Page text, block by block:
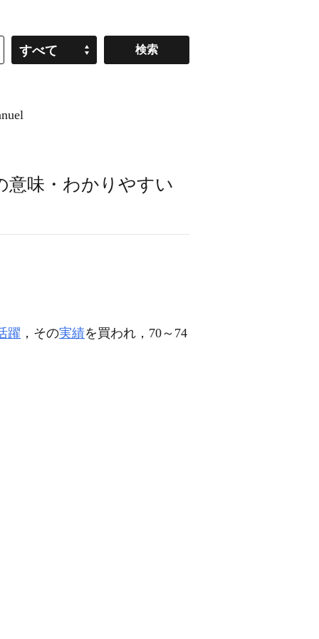
すべて
味・わかりやすい
躍 ，その実績を買われ，70～74